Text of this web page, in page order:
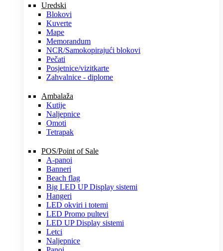
Uredski
Blokovi
Kuverte
Mape
Memorandum
NCR/Samokopirajući blokovi
Pečati
Posjetnice/vizitkarte
Zahvalnice - diplome
Ambalaža
Kutije
Naljepnice
Omoti
Tetrapak
POS/Point of Sale
A-panoi
Banneri
Beach flag
Big LED UP Display sistemi
Hangeri
LED okviri i totemi
LED Promo pultevi
LED UP Display sistemi
Letci
Naljepnice